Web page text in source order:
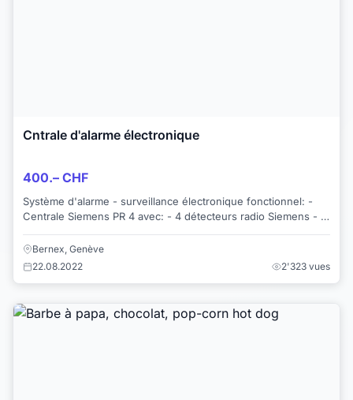
Cntrale d'alarme électronique
400.– CHF
Système d'alarme - surveillance électronique fonctionnel: -
Centrale Siemens PR 4 avec: - 4 détecteurs radio Siemens - 1
Bernex, Genève
22.08.2022
2'323 vues